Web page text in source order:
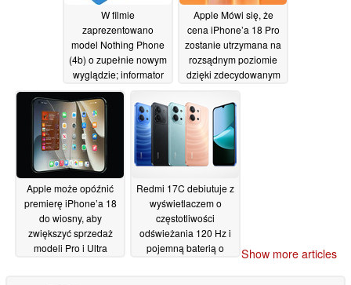
W filmie
zaprezentowano
model Nothing Phone
(4b) o zupełnie nowym
wyglądzie; informator
ujawnia parametry
techniczne
25/06/2026
Apple Mówi się, że
cena iPhone’a 18 Pro
zostanie utrzymana na
rozsądnym poziomie
dzięki zdecydowanym
na celu obniżenie
kosztów25/06/2026
Apple może opóźnić
premierę iPhone’a 18
do wiosny, aby
zwiększyć sprzedaż
modeli Pro i Ultra
Redmi 17C debiutuje z
wyświetlaczem o
częstotliwości
odświeżania 120 Hz i
pojemną baterią o
Show more articles